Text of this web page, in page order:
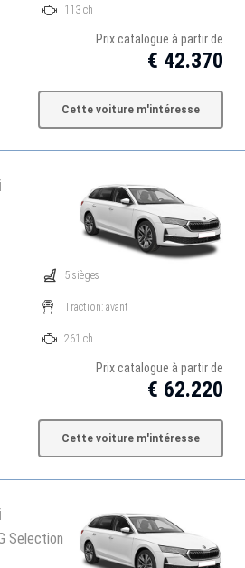
113 ch
Prix catalogue à partir de
€ 42.370
Cette voiture m'intéresse
5 sièges
Traction: avant
261 ch
Prix catalogue à partir de
€ 62.220
Cette voiture m'intéresse
Selection